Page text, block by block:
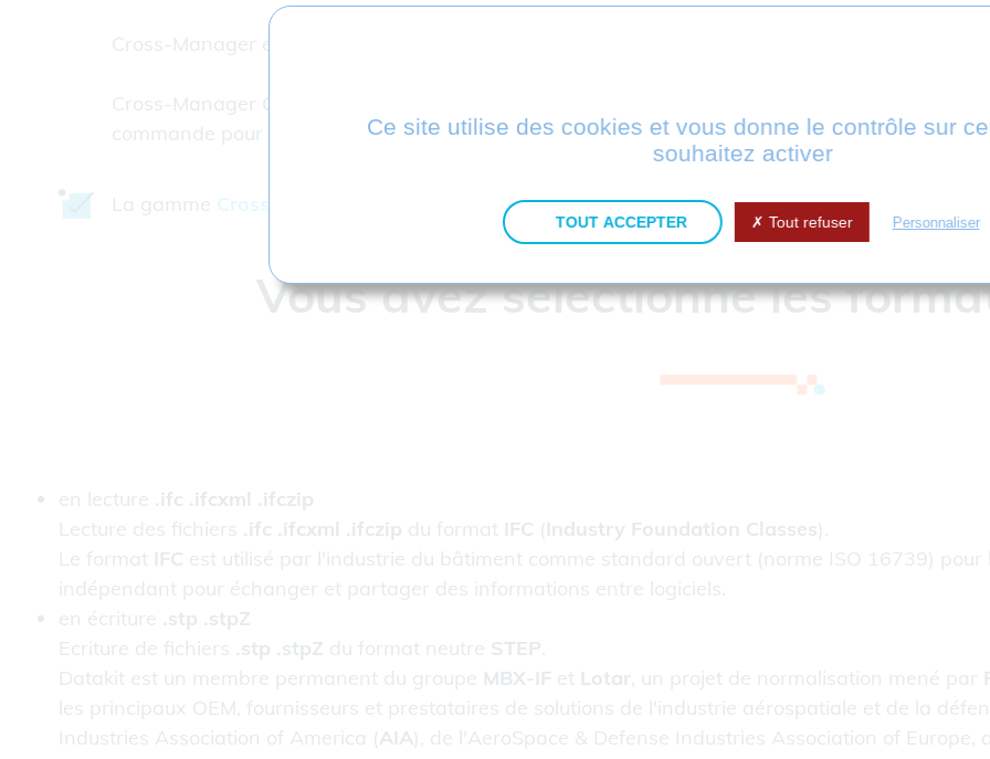
Cross-Manager est proposé en licence perpétuelle ou annuelle. Les licences peuvent être fixes
Cross-Manager CLI répond aux besoins d’entreprises dont les méthodes de travail sont très
commande pour récupérer des fichiers et en stocker les données de façon massive et
La gamme CrossCad/WARE , Software tool-kit, est la solution destinée aux développeurs de
Vous avez sélectionné les
en lecture .ifc .ifcxml .ifczip
Lecture des fichiers .ifc .ifcxml .ifczip du format IFC (Industry Foundation Classes).
Le format IFC est utilisé par l'industrie du bâtiment comme standard ouvert (norme ISO 16739) pour
indépendant pour échanger et partager des informations entre logiciels.
en écriture .stp .stpZ
Ecriture de fichiers .stp .stpZ du format neutre STEP.
Datakit est un membre permanent du groupe MBX-IF et Lotar, un projet de normalisation mené par
les principaux OEM, fournisseurs et prestataires de solutions de l'industrie aérospatiale et de la
Industries Association of America (AIA), de l'AeroSpace & Defense Industries Association of Europe,
Ce site utilise des cookies et vous donne le contrôle sur
souhaitez activer
TOUT ACCEPTER Tout refuser Personnaliser